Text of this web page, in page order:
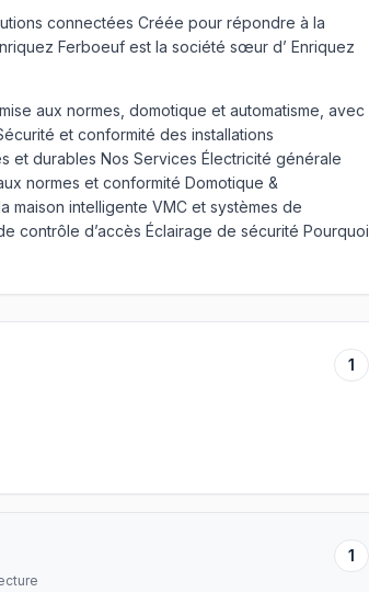
connectées Créée pour répondre à la
Ferboeuf est la société sœur d’ Enriquez
aux normes, domotique et automatisme, avec
et conformité des installations
et durables Nos Services Électricité générale
normes et conformité Domotique &
maison intelligente VMC et systèmes de
contrôle d’accès Éclairage de sécurité Pourquoi
1
1